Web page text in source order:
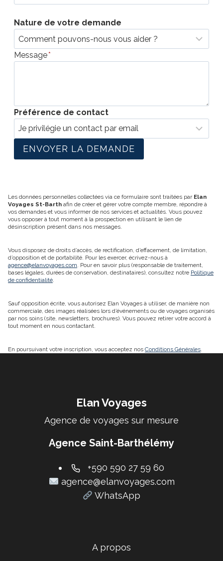
Nature de votre demande
Message*
Préférence de contact
ENVOYER LA DEMANDE
Les données personnelles collectées via ce formulaire sont traitées par Elan
Voyages St-Barth afin de créer et gérer votre compte membre, répondre à
vos demandes et vous informer de nos services et actualités. Vous pouvez
vous opposer à tout moment à la prospection en utilisant le lien de
désinscription présent dans nos messages.
Vous disposez de droits d’accès, de rectification, d’effacement, de limitation,
d’opposition et de portabilité. Pour les exercer, écrivez-nous à
agence@elanvoyages.com. Pour en savoir plus (responsable de traitement,
bases légales, durées de conservation, destinataires), consultez notre Politique
de confidentialité.
Sauf opposition écrite, vous autorisez Elan Voyages à utiliser, de manière non
commerciale, des images réalisées lors d’événements ou de voyages organisés
par nos soins (site, newsletters, brochures). Vous pouvez retirer votre accord à
tout moment en nous contactant.
En poursuivant votre inscription, vous acceptez nos Conditions Générales.
Elan Voyages
Agence de voyages sur mesure
Agence Saint-Barthélémy
+590 590 27 59 60
agence@elanvoyages.com
WhatsApp
A propos